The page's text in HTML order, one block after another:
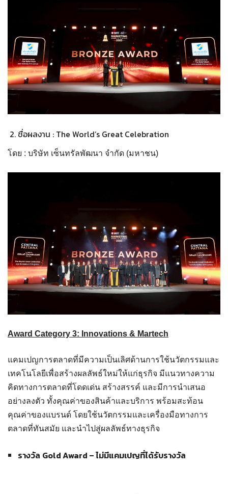
ชื่อผลงาน : The World’s Great Celebration
โดย : บริษัท เซ็นทรัลพัฒนา จำกัด (มหาชน)
Award Category 3: Innovations & Martech
แคมเปญการตลาดที่มีความเป็นเลิศด้านการใช้นวัตกรรมและ
เทคโนโลยีเพื่อสร้างผลลัพธ์ใหม่ให้แก่ธุรกิจ มีแนวทางความ
คิดทางการตลาดที่โดดเด่น สร้างสรรค์ และมีการนำเสนอ
อย่างลงตัว ทั้งคุณค่าของสินค้าและบริการ พร้อมสะท้อน
คุณค่าของแบรนด์ โดยใช้นวัตกรรมและเครื่องมือทางการ
ตลาดที่ทันสมัย และนำไปสู่ผลลัพธ์ทางธุรกิจ
รางวัล Gold Award – ไม่มีแคมเปญที่ได้รับรางวัล